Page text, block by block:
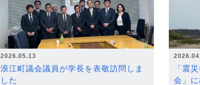
2026.05.13
浪江町議会議員が学長を表敬訪問しま
した
「震
会」